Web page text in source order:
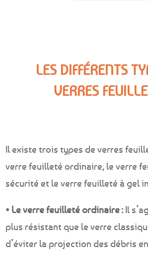
LES DIFFÉRENTS
VERRES
Il existe trois types de verres
verre feuilleté ordinaire, le verre
sécurité et le verre feuilleté à gel
• Le verre feuilleté ordinaire :Il
plus résistant que le verre
d’éviter la projection des débris